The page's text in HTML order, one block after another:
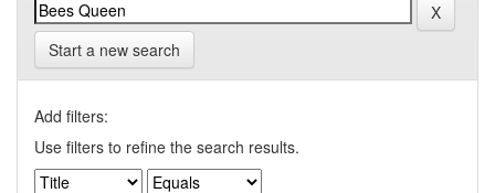
Start a new search
Add filters:
Use filters to refine the search results.